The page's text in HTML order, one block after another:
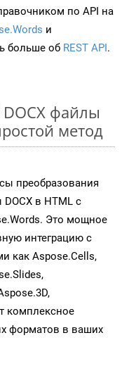
по API на
и
больше об REST API.
файлы
метод
преобразования
в HTML с
Это мощное
интеграцию с
как Aspose.Cells,
комплексное
форматов в ваших